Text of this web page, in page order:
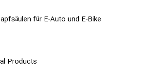
für E-Auto und E-Bike
Products